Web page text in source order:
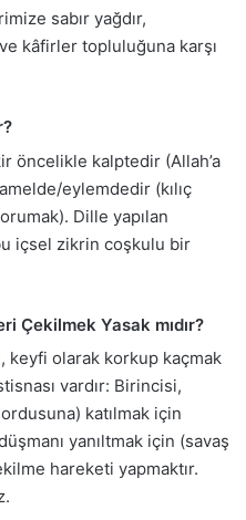
sabır yağdır,
ve kâfirler topluluğuna karşı
öncelikle kalptedir (Allah’a
eylemdedir (kılıç
Dille yapılan
içsel zikrin coşkulu bir
Çekilmek Yasak mıdır?
keyfi olarak korkup kaçmak
vardır: Birincisi,
katılmak için
yanıltmak için (savaş
hareketi yapmaktır.